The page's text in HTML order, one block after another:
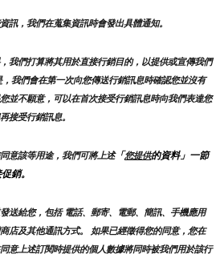
訊，我們在蒐集資訊時會發出具體通知。
我們打算將其用於直接行銷目的，以提供或宣傳我們
我們會在第一次向您傳送行銷訊息時確認您並沒有
並不願意，可以在首次接受行銷訊息時向我們表達您
接受行銷訊息。
意該等用途，我們可將上述「您提供的資料」一節
銷。
送給您，包括 電話、郵寄、電郵、簡訊、手機應用
店及其他通訊方式。 如果已經徵得您的同意，您在
意上述訂閱時提供的個人數據將同時被我們用於該行